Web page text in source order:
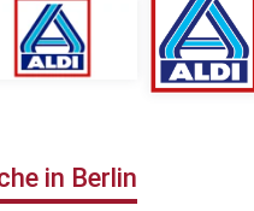
in Berlin